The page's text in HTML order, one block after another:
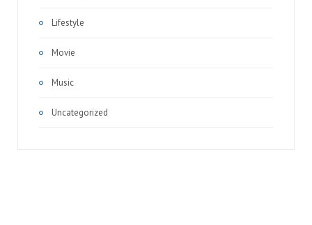
Lifestyle
Movie
Music
Uncategorized